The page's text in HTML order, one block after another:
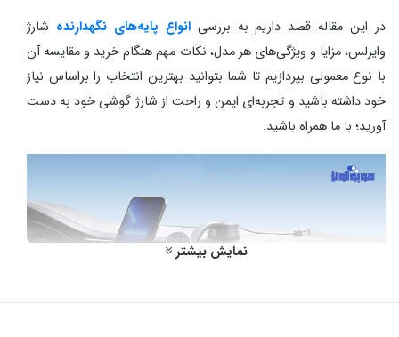
در این مقاله قصد داریم به بررسیانواع پایه‌های نگهدارنده شارژ
وایرلس، مزایا و ویژگی‌های هر مدل، نکات مهم هنگام خرید و مقایسه آن
با نوع معمولی بپردازیم تا شما بتوانید بهترین انتخاب را براساس نیاز
خود داشته باشید و تجربه‌ای ایمن و راحت از شارژ گوشی خود به دست
آورید؛ با ما همراه باشید.
نمایش بیشتر